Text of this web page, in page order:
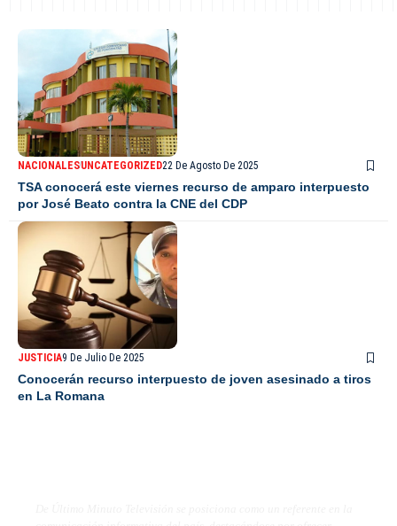
NACIONALESUNCATEGORIZED22 De Agosto De 2025
TSA conocerá este viernes recurso de amparo interpuesto
por José Beato contra la CNE del CDP
JUSTICIA9 De Julio De 2025
Conocerán recurso interpuesto de joven asesinado a tiros
en La Romana